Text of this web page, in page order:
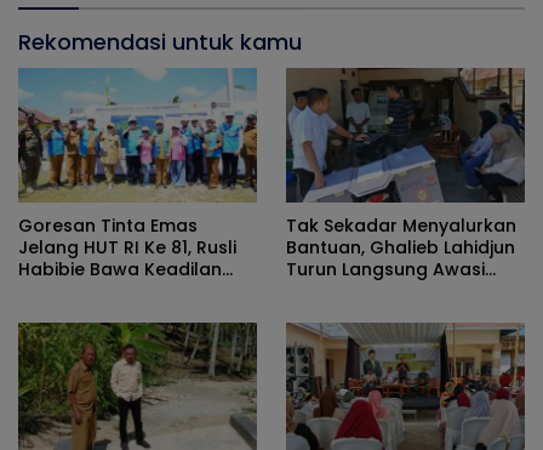
Rekomendasi untuk kamu
Goresan Tinta Emas
Jelang HUT RI Ke 81, Rusli
Habibie Bawa Keadilan
Dudepo
Tak Sekadar Menyalurkan
Bantuan, Ghalieb Lahidjun
Turun Langsung Awasi